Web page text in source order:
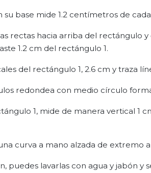
su base mide 1.2 centímetros de
rectas hacia arriba del rectángulo
1.2 cm del rectángulo 1.
del rectángulo 1, 2.6 cm y traza
redondea con medio círculo
1, mide de manera vertical 1
curva a mano alzada de extremo
puedes lavarlas con agua y jabón